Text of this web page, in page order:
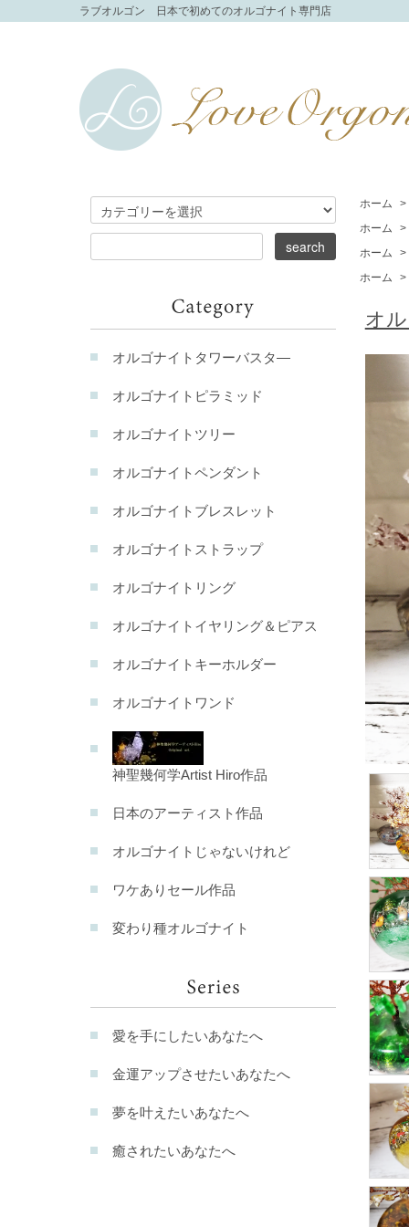
ラブオルゴン 日本で初めてのオルゴナイト専門店
ホーム
>
ホーム
>
ホーム
>
ホーム
>
オ
オルゴナイトタワーバスタ―
オルゴナイトピラミッド
オルゴナイトツリー
オルゴナイトペンダント
オルゴナイトブレスレット
オルゴナイトストラップ
オルゴナイトリング
オルゴナイトイヤリング＆ピアス
オルゴナイトキーホルダー
オルゴナイトワンド
神聖幾何学Artist Hiro作品
日本のアーティスト作品
オルゴナイトじゃないけれど
ワケありセール作品
変わり種オルゴナイト
愛を手にしたいあなたへ
金運アップさせたいあなたへ
夢を叶えたいあなたへ
癒されたいあなたへ